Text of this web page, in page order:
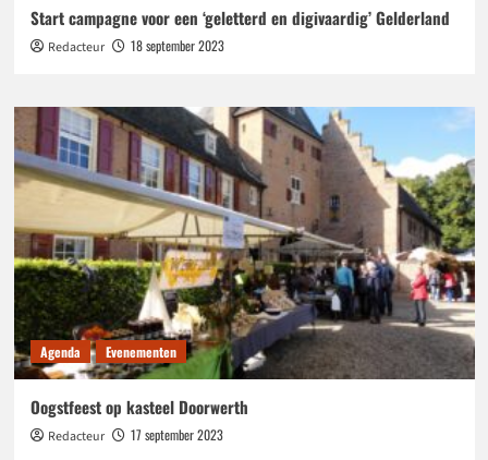
Start campagne voor een ‘geletterd en digivaardig’ Gelderland
Redacteur 18 september 2023
Agenda Evenementen
Oogstfeest op kasteel Doorwerth
Redacteur 17 september 2023